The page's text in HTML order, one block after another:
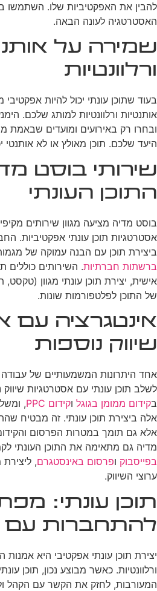
להבין את האפקטיביות שלו. השתמשו
האסטרטגיה לעונה הבאה.
שמירה על
ורלוונטיות
בעוד שתוכן עונתי יכול להיות
אותנטיות ורלוונטיות למותג שלכם.
ובחרו רק באירועים ומועדים שבאמת
היעד שלכם. תוכן מאולץ או לא אותנטי
שירותי בוסט
התוכן העונתי
בוסט מדיה מציעה מגוון שירותים
אסטרטגיות תוכן עונתי אפקטיביות.
ביצירת תוכן עם הבנה עמוקה של מגמות
ברשתות חברתיות. השירותים כוללים
אישית, יצירת תוכן עונתי מגוון (טקסט,
של התוכן לפלטפורמות שונות.
אינטגרציה עם
שיווק נוספות
אחד היתרונות המשמעותיים של
לשלב תוכן עונתי עם אסטרטגיות
בקידום ממומן בגוגל וקידום PPC
,
אלה ביצירת תוכן עונתי. זה מבטיח
אלא גם תומך במטרות הפרסום
מדיה גם מתאימה את התוכן העונתי
בפייסבוק ופרסום באינסטגרם,
ערוצי השיווק.
תוכן עונתי:
להתחברות
יצירת תוכן עונתי אפקטיבי היא אמנות
ורלוונטיות. כאשר מבוצע נכון, תוכן
המעורבות, לחזק את הקשר עם הקהל